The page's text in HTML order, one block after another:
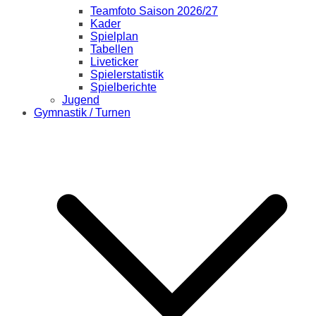
Teamfoto Saison 2026/27
Kader
Spielplan
Tabellen
Liveticker
Spielerstatistik
Spielberichte
Jugend
Gymnastik / Turnen